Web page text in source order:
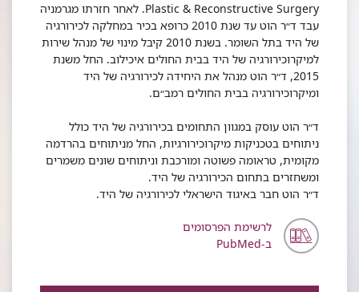
Plastic & Reconstructive Surgery. לאחר חזרתו מגרמניה
עבד ד״ר הוט עד שנת 2010 כרופא בכיר במחלקה לכירורגיה
של היד בתל השומר. בשנת 2010 קיבל מינוי של מנהל שירות
למיקרוכירורגיה של היד בבית החולים איכילוב. החל משנת
2015, ד״ר הוט מנהל את היחידה לכירורגיה של היד
ומיקרוכירורגיה בבית החולים רמב״ם.
ד״ר הוט עוסק במגוון התחומים בכירורגיה של היד כולל
ניתוחים בטכניקות מיקרוכירורגיות, החל מניתוחים בהרדמה
מקומית, טראומה פשוטה ומורכבת וניתוחים שונים משמרים
ומשחזרים בתחום הכירורגיה של היד.
ד״ר הוט חבר באיגוד הישראלי לכירורגיה של היד.
לרשימת הפרסומים
ב-PubMed